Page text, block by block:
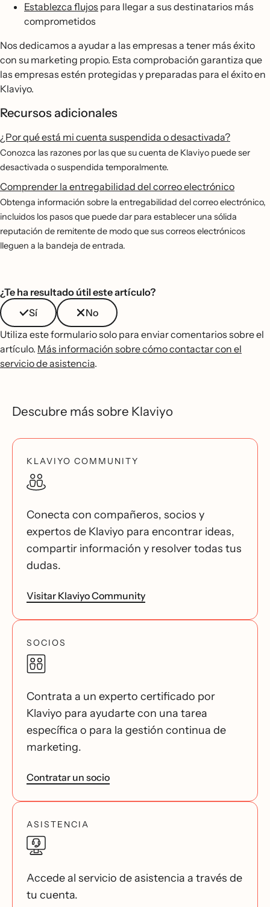
Establezca flujos para llegar a sus destinatarios más
comprometidos
Nos dedicamos a ayudar a las empresas a tener más éxito
con su marketing propio. Esta comprobación garantiza que
las empresas estén protegidas y preparadas para el éxito en
Klaviyo.
Recursos adicionales
¿Por qué está mi cuenta suspendida o desactivada?
Conozca las razones por las que su cuenta de Klaviyo puede ser
desactivada o suspendida temporalmente.
Comprender la entregabilidad del correo electrónico
Obtenga información sobre la entregabilidad del correo electrónico,
incluidos los pasos que puede dar para establecer una sólida
reputación de remitente de modo que sus correos electrónicos
lleguen a la bandeja de entrada.
¿Te ha resultado útil este artículo?
Sí
No
Utiliza este formulario solo para enviar comentarios sobre el
artículo. Más información sobre cómo contactar con el
servicio de asistencia.
Descubre más sobre Klaviyo
KLAVIYO COMMUNITY
Conecta con compañeros, socios y
expertos de Klaviyo para encontrar ideas,
compartir información y resolver todas tus
dudas.
Visitar Klaviyo Community
SOCIOS
Contrata a un experto certificado por
Klaviyo para ayudarte con una tarea
específica o para la gestión continua de
marketing.
Contratar un socio
ASISTENCIA
Accede al servicio de asistencia a través de
tu cuenta.